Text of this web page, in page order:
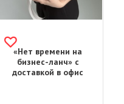
«Нет времени на
бизнес-ланч» с
доставкой в офис